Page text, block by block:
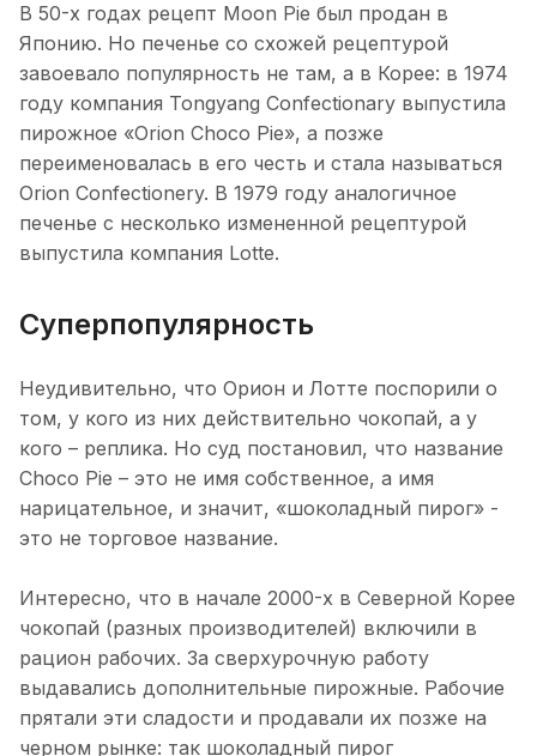
В 50-х годах рецепт Moon Pie был продан в
Японию. Но печенье со схожей рецептурой
завоевало популярность не там, а в Корее: в 1974
году компания Tongyang Confectionary выпустила
пирожное «Orion Choco Pie», а позже
переименовалась в его честь и стала называться
Orion Confectionery. В 1979 году аналогичное
печенье с несколько измененной рецептурой
выпустила компания Lotte.
Суперпопулярность
Неудивительно, что Орион и Лотте поспорили о
том, у кого из них действительно чокопай, а у
кого – реплика. Но суд постановил, что название
Choco Pie – это не имя собственное, а имя
нарицательное, и значит, «шоколадный пирог» -
это не торговое название.
Интересно, что в начале 2000-х в Северной Корее
чокопай (разных производителей) включили в
рацион рабочих. За сверхурочную работу
выдавались дополнительные пирожные. Рабочие
прятали эти сладости и продавали их позже на
черном рынке: так шоколадный пирог